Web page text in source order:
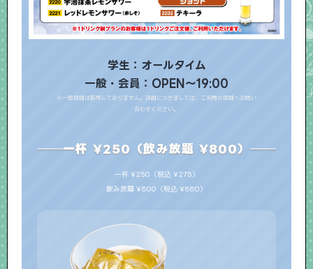
学生：オールタイム
一般・会員：OPEN～19:00
※一部店舗は販売しておりません。詳細につきましては、ご利用の店舗へお問い
合わせください。
一杯 ¥250（飲み放題 ¥800）
一杯 ¥250（税込 ¥275）
飲み放題 ¥800（税込 ¥880）